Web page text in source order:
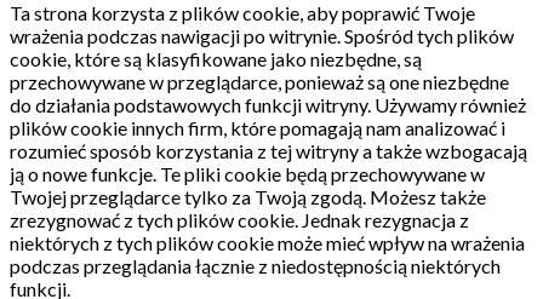
Ta strona korzysta z plików cookie, aby poprawić Twoje
wrażenia podczas nawigacji po witrynie.Spośród tych plików
cookie, które są klasyfikowane jako niezbędne, są
przechowywane w przeglądarce, ponieważ są one niezbędne
do działania podstawowych funkcji witryny. Używamy również
plików cookie innych firm, które pomagają nam analizować i
rozumieć sposób korzystania z tej witryny a także wzbogacają
ją o nowe funkcje. Te pliki cookie będą przechowywane w
Twojej przeglądarce tylko za Twoją zgodą. Możesz także
zrezygnować z tych plików cookie. Jednak rezygnacja z
niektórych z tych plików cookie może mieć wpływ na wrażenia
podczas przeglądania łącznie z niedostępnością niektórych
funkcji.